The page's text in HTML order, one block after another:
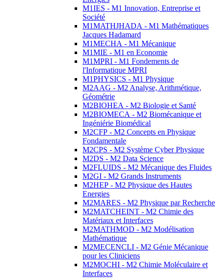
M1IES - M1 Innovation, Entreprise et
Société
M1MATHJHADA - M1 Mathématiques
Jacques Hadamard
M1MECHA - M1 Mécanique
M1MIE - M1 en Economie
M1MPRI - M1 Fondements de
l'Informatique MPRI
M1PHYSICS - M1 Physique
M2AAG - M2 Analyse, Arithmétique,
Géométrie
M2BIOHEA - M2 Biologie et Santé
M2BIOMECA - M2 Biomécanique et
Ingéniérie Biomédical
M2CFP - M2 Concepts en Physique
Fondamentale
M2CPS - M2 Système Cyber Physique
M2DS - M2 Data Science
M2FLUIDS - M2 Mécanique des Fluides
M2GI - M2 Grands Instruments
M2HEP - M2 Physique des Hautes
Energies
M2MARES - M2 Physique par Recherche
M2MATCHEINT - M2 Chimie des
Matériaux et Interfaces
M2MATHMOD - M2 Modélisation
Mathématique
M2MECENCLI - M2 Génie Mécanique
pour les Cliniciens
M2MOCHI - M2 Chimie Moléculaire et
Interfaces